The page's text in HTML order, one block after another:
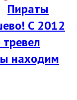
Пираты
С 2012
находим